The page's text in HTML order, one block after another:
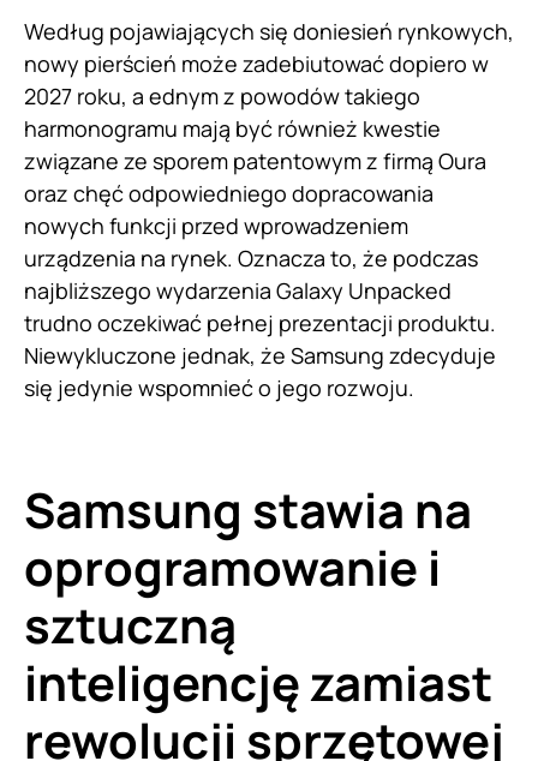
Według pojawiających się doniesień rynkowych,
nowy pierścień może zadebiutować dopiero w
2027 roku, a ednym z powodów takiego
harmonogramu mają być również kwestie
związane ze sporem patentowym z firmą Oura
oraz chęć odpowiedniego dopracowania
nowych funkcji przed wprowadzeniem
urządzenia na rynek. Oznacza to, że podczas
najbliższego wydarzenia Galaxy Unpacked
trudno oczekiwać pełnej prezentacji produktu.
Niewykluczone jednak, że Samsung zdecyduje
się jedynie wspomnieć o jego rozwoju.
Samsung stawia na
oprogramowanie i
sztuczną
inteligencję zamiast
rewolucji sprzętowej